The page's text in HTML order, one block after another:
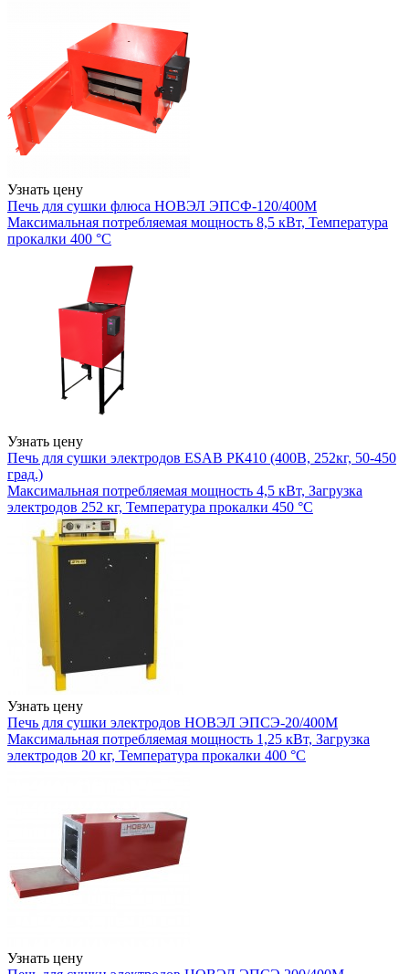
Узнать цену
Печь для сушки флюса НОВЭЛ ЭПСФ-120/400М
Максимальная потребляемая мощность 8,5 кВт, Температура
прокалки 400 °С
Узнать цену
Печь для сушки электродов ESAB РК410 (400В, 252кг, 50-450
град.)
Максимальная потребляемая мощность 4,5 кВт, Загрузка
электродов 252 кг, Температура прокалки 450 °С
Узнать цену
Печь для сушки электродов НОВЭЛ ЭПСЭ-20/400М
Максимальная потребляемая мощность 1,25 кВт, Загрузка
электродов 20 кг, Температура прокалки 400 °С
Узнать цену